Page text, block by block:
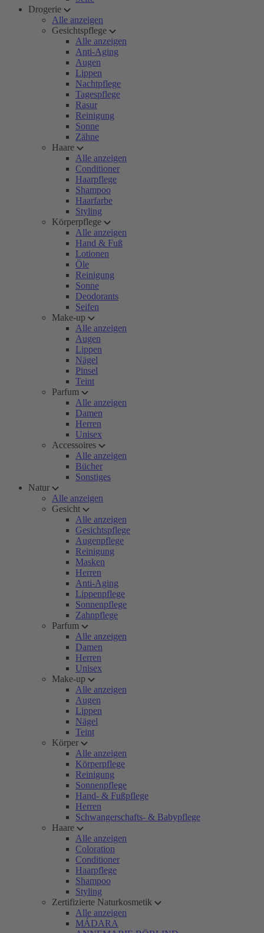
Drogerie
Alle anzeigen
Gesichtspflege
Alle anzeigen
Anti-Aging
Augen
Lippen
Nachtpflege
Tagespflege
Rasur
Reinigung
Sonne
Zähne
Haare
Alle anzeigen
Conditioner
Haarpflege
Shampoo
Haarfarbe
Styling
Körperpflege
Alle anzeigen
Hand & Fuß
Lotionen
Öle
Reinigung
Sonne
Deodorants
Seifen
Make-up
Alle anzeigen
Augen
Lippen
Nägel
Pinsel
Teint
Parfum
Alle anzeigen
Damen
Herren
Unisex
Accessoires
Alle anzeigen
Bücher
Sonstiges
Natur
Alle anzeigen
Gesicht
Alle anzeigen
Gesichtspflege
Augenpflege
Reinigung
Masken
Herren
Anti-Aging
Lippenpflege
Sonnenpflege
Zahnpflege
Parfum
Alle anzeigen
Damen
Herren
Unisex
Make-up
Alle anzeigen
Augen
Lippen
Nägel
Teint
Körper
Alle anzeigen
Körperpflege
Reinigung
Sonnenpflege
Hand- & Fußpflege
Herren
Schwangerschafts- & Babypflege
Haare
Alle anzeigen
Coloration
Conditioner
Haarpflege
Shampoo
Styling
Zertifizierte Naturkosmetik
Alle anzeigen
MÁDARA